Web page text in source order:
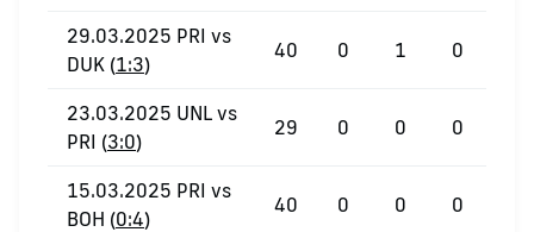
29.03.2025 PRI vs
DUK (1:3)
40 0 1 0
23.03.2025 UNL vs
PRI (3:0)
29 0 0 0
15.03.2025 PRI vs
BOH (0:4)
40 0 0 0